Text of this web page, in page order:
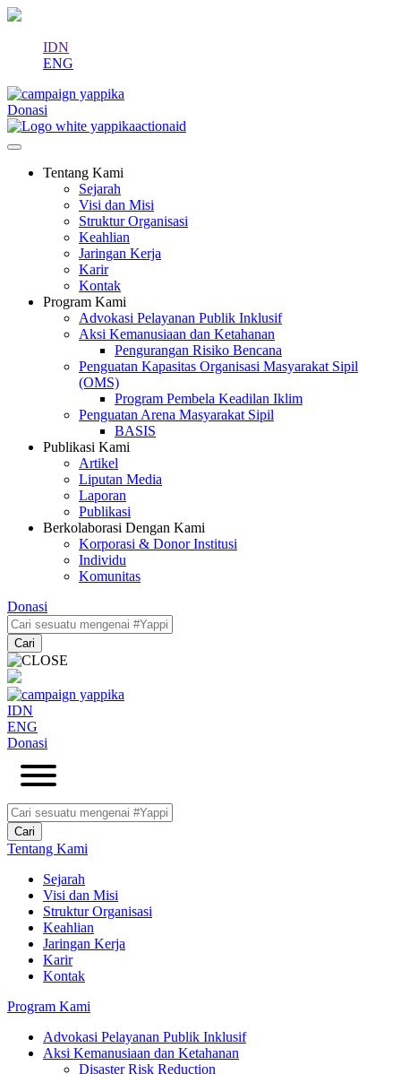
IDN
ENG
Donasi
Tentang Kami
Sejarah
Visi dan Misi
Struktur Organisasi
Keahlian
Jaringan Kerja
Karir
Kontak
Program Kami
Advokasi Pelayanan Publik Inklusif
Aksi Kemanusiaan dan Ketahanan
Pengurangan Risiko Bencana
Penguatan Kapasitas Organisasi Masyarakat Sipil
(OMS)
Program Pembela Keadilan Iklim
Penguatan Arena Masyarakat Sipil
BASIS
Publikasi Kami
Artikel
Liputan Media
Laporan
Publikasi
Berkolaborasi Dengan Kami
Korporasi & Donor Institusi
Individu
Komunitas
Donasi
Cari
IDN
ENG
Donasi
Cari
Tentang Kami
Sejarah
Visi dan Misi
Struktur Organisasi
Keahlian
Jaringan Kerja
Karir
Kontak
Program Kami
Advokasi Pelayanan Publik Inklusif
Aksi Kemanusiaan dan Ketahanan
Disaster Risk Reduction